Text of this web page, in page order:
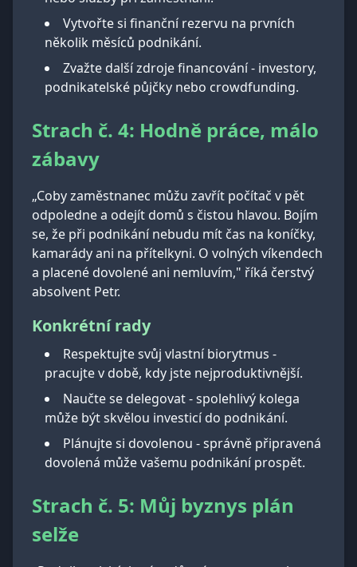
Vytvořte si finanční rezervu na prvních
několik měsíců podnikání.
Zvažte další zdroje financování - investory,
podnikatelské půjčky nebo crowdfunding.
Strach č. 4: Hodně práce, málo
zábavy
„Coby zaměstnanec můžu zavřít počítač v pět
odpoledne a odejít domů s čistou hlavou. Bojím
se, že při podnikání nebudu mít čas na koníčky,
kamarády ani na přítelkyni. O volných víkendech
a placené dovolené ani nemluvím," říká čerstvý
absolvent Petr.
Konkrétní rady
Respektujte svůj vlastní biorytmus -
pracujte v době, kdy jste nejproduktivnější.
Naučte se delegovat - spolehlivý kolega
může být skvělou investicí do podnikání.
Plánujte si dovolenou - správně připravená
dovolená může vašemu podnikání prospět.
Strach č. 5: Můj byznys plán
selže